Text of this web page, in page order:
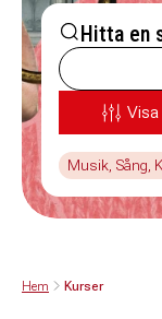
Hitta en
Musik, Sång,
Hem Kurser